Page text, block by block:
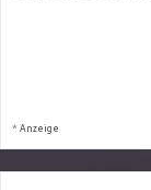
* Anzeige